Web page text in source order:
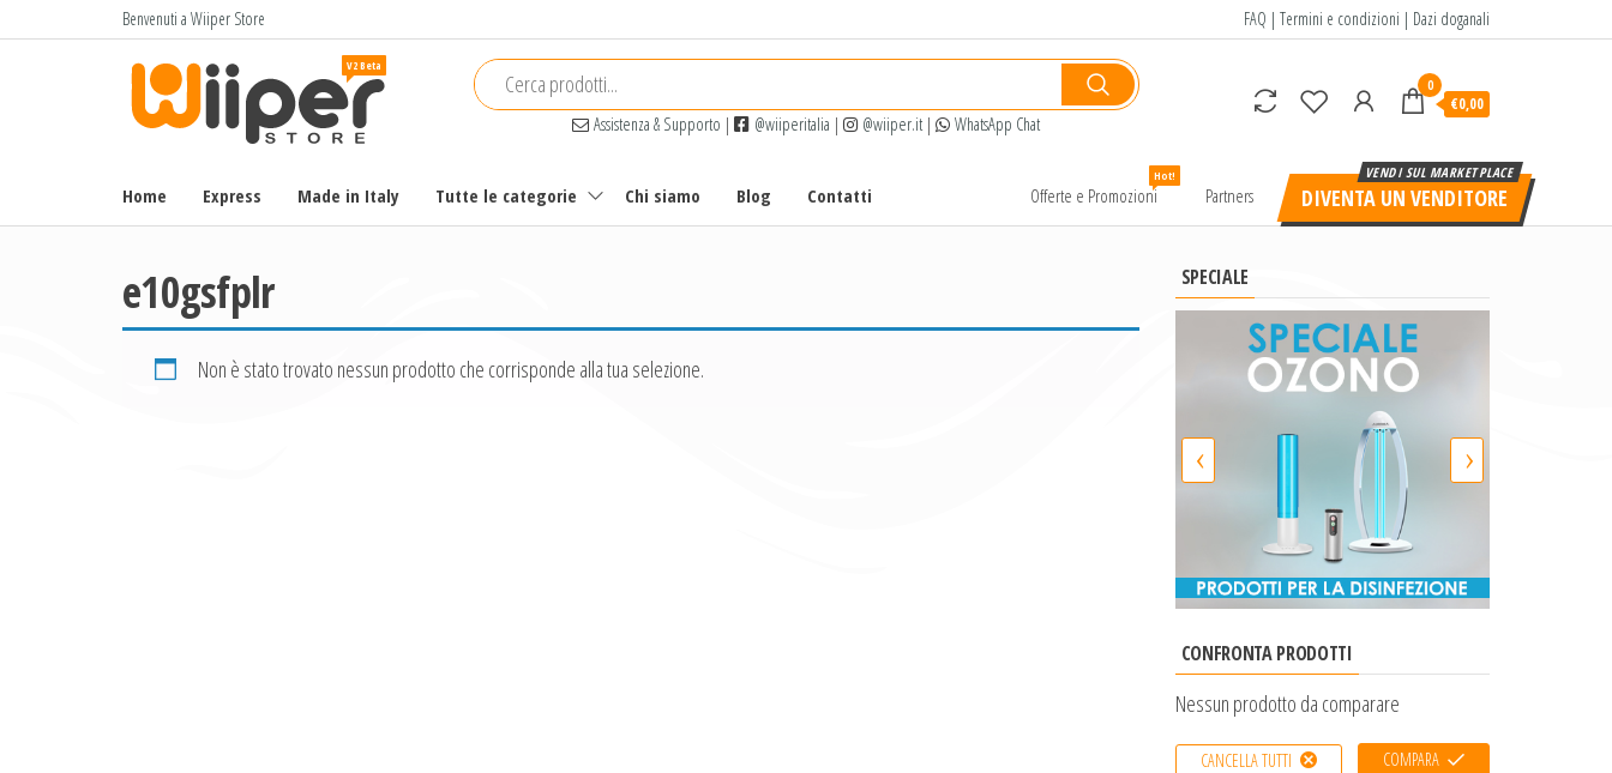
e
Benvenuti a Wiiper Store FAQ | Termini e condizioni | Dazi doganali
Wiiper
a basso
prezzo
Assistenza & Supporto | @wiiperitalia | @wiiper.it | WhatsApp Chat
0
€0,00
Home Express Made in Italy Tutte le categorie Chi siamo Blog Contatti Offerte e Promozioni
Hot!
Partners DIVENTA UN VENDITORE
e10gsfplr
Non è stato trovato nessun prodotto che corrisponde alla tua selezione.
SPECIALE
‹ ›
CONFRONTA PRODOTTI
Nessun prodotto da comparare
CANCELLA TUTTI COMPARA